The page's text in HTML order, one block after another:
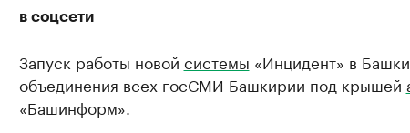
в соцсети
Запуск работы новой системы «Инцидент» в
объединения всех госСМИ Башкирии под крышей
«Башинформ».